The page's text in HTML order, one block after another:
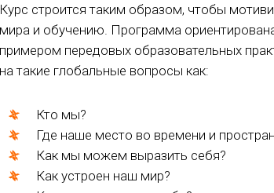
Курс строится таким образом, чтобы
мира и обучению. Программа
примером передовых образовательных
на такие глобальные вопросы как:
Кто мы?
Где наше место во времени и
Как мы можем выразить себя?
Как устроен наш мир?